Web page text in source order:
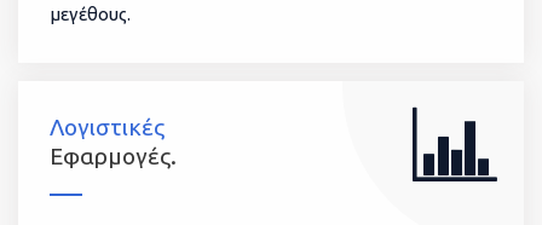
μεγέθους.
Λογιστικές
Εφαρμογές.